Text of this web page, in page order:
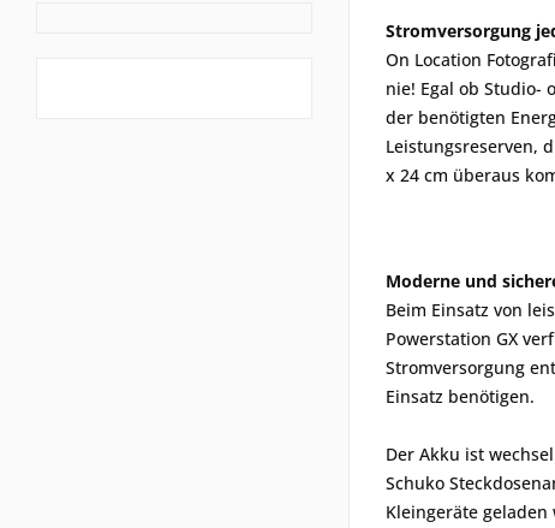
Stromversorgung
On Location
nie! Egal ob Studio-
der benötigten
Leistungsreserven,
x 24 cm überaus
Moderne und
Beim Einsatz von
Powerstation GX
Stromversorgung
Einsatz benötigen.
Der Akku ist
Schuko
Kleingeräte